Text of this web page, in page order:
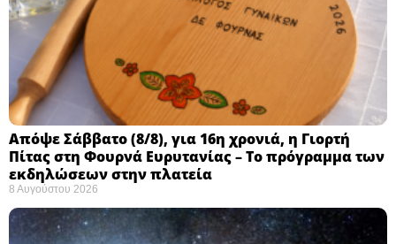
Απόψε Σάββατο (8/8), για 16η χρονιά, η Γιορτή
Πίτας στη Φουρνά Ευρυτανίας – Το πρόγραμμα των
εκδηλώσεων στην πλατεία
8 Αυγούστου 2026